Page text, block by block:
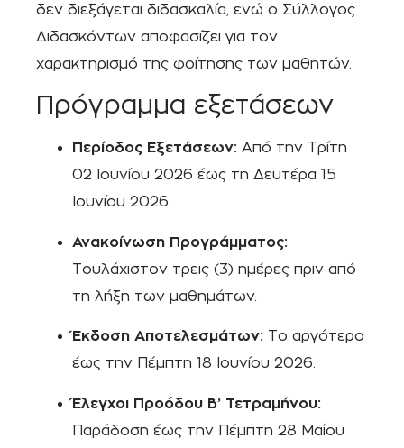
δεν διεξάγεται διδασκαλία, ενώ ο Σύλλογος
Διδασκόντων αποφασίζει για τον
χαρακτηρισμό της φοίτησης των μαθητών.
Πρόγραμμα εξετάσεων
Περίοδος Εξετάσεων: Από την Τρίτη
02 Ιουνίου 2026 έως τη Δευτέρα 15
Ιουνίου 2026.
Ανακοίνωση Προγράμματος:
Τουλάχιστον τρεις (3) ημέρες πριν από
τη λήξη των μαθημάτων.
Έκδοση Αποτελεσμάτων: Το αργότερο
έως την Πέμπτη 18 Ιουνίου 2026.
Έλεγχοι Προόδου Β’ Τετραμήνου:
Παράδοση έως την Πέμπτη 28 Μαΐου